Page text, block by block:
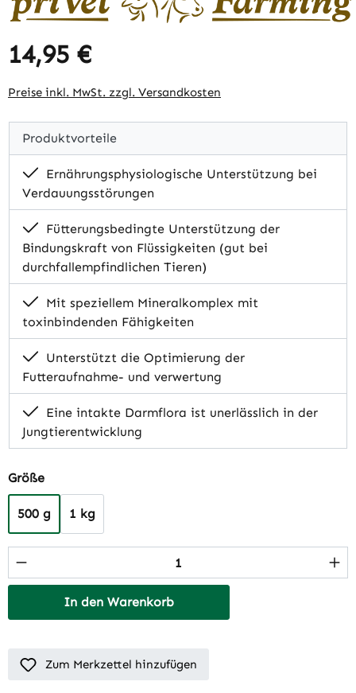
Regulärer Preis:
14,95 €
Preise inkl. MwSt. zzgl. Versandkosten
Produktvorteile
Ernährungsphysiologische Unterstützung bei
Verdauungsstörungen
Fütterungsbedingte Unterstützung der
Bindungskraft von Flüssigkeiten (gut bei
durchfallempfindlichen Tieren)
Mit speziellem Mineralkomplex mit
toxinbindenden Fähigkeiten
Unterstützt die Optimierung der
Futteraufnahme- und verwertung
Eine intakte Darmflora ist unerlässlich in der
Jungtierentwicklung
Größeauswählen
500 g 1 kg
Produkt Anzahl: Gib den gewünschten
In den Warenkorb
Zum Merkzettel hinzufügen